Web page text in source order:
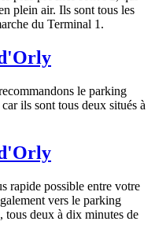
plein air. Ils sont tous les
du Terminal 1.
le parking
ils sont tous deux situés à
rapide possible entre votre
vers le parking
tous deux à dix minutes de